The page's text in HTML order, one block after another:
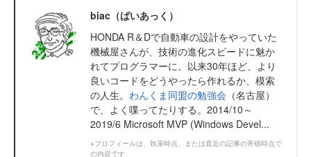
biac（ばいあっく）
HONDA R＆Dで自動車の設計をやっていた
機械屋さんが、技術の進化スピードに魅か
れてプログラマーに。以来30年ほど、より
良いコードをどうやったら作れるか、模索
の人生。 わんくま同盟の勉強会 （名古屋）
で、よく喋ってたりする。2014/10～
2019/6 Microsoft MVP (Windows Devel...
※プロフィールは、執筆時点、または直近の記事の寄稿時点で
の内容です